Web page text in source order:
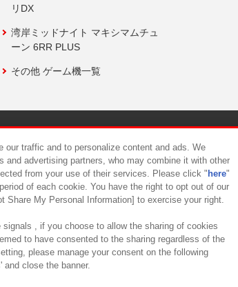
リDX
湾岸ミッドナイト マキシマムチュ
ーン 6RR PLUS
その他 ゲーム機一覧
ご提供について カスタマーハラスメント対応方針
traffic and to personalize content and ads. We
advertising partners, who may combine it with other
from your use of their services. Please click " here"
of each cookie. You have the right to opt out of our
Share My Personal Information] to exercise your right.
, if you choose to allow the sharing of cookies
to have consented to the sharing regardless of the
please manage your consent on the following
close the banner.